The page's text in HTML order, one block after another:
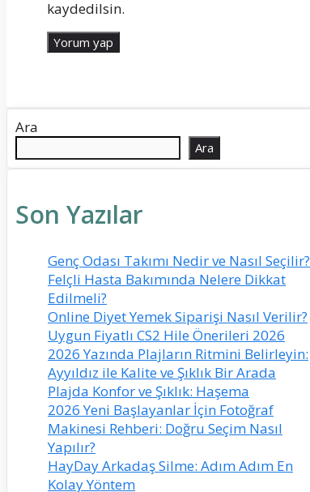
kaydedilsin.
Ara
Ara
Son Yazılar
Genç Odası Takımı Nedir ve Nasıl Seçilir?
Felçli Hasta Bakımında Nelere Dikkat
Edilmeli?
Online Diyet Yemek Siparişi Nasıl Verilir?
Uygun Fiyatlı CS2 Hile Önerileri 2026
2026 Yazında Plajların Ritmini Belirleyin:
Ayyıldız ile Kalite ve Şıklık Bir Arada
Plajda Konfor ve Şıklık: Haşema
2026 Yeni Başlayanlar İçin Fotoğraf
Makinesi Rehberi: Doğru Seçim Nasıl
Yapılır?
HayDay Arkadaş Silme: Adım Adım En
Kolay Yöntem